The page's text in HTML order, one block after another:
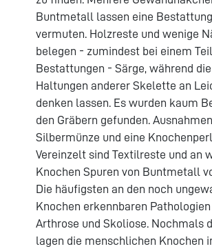
Buntmetall lassen eine
vermuten. Holzreste und wenige
belegen - zumindest bei einem
Bestattungen - Särge, während
Haltungen anderer Skelette an
denken lassen. Es wurden kaum
den Gräbern gefunden.
Silbermünze und eine
Vereinzelt sind Textilreste und an
Knochen Spuren von Buntmetall
Die häufigsten an den noch
Knochen erkennbaren Pathologien
Arthrose und Skoliose. Nochmals
lagen die menschlichen Knochen